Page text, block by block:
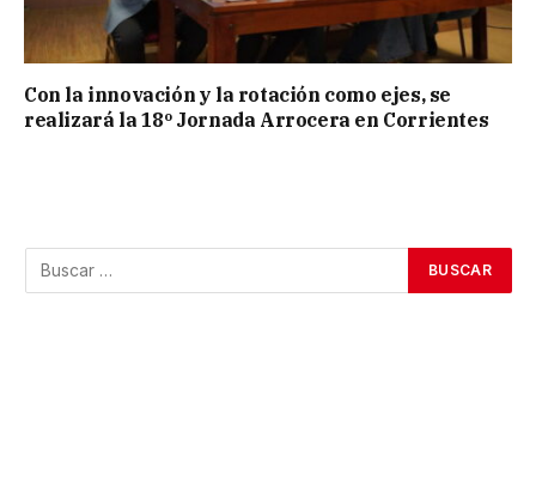
Con la innovación y la rotación como ejes, se
realizará la 18º Jornada Arrocera en Corrientes